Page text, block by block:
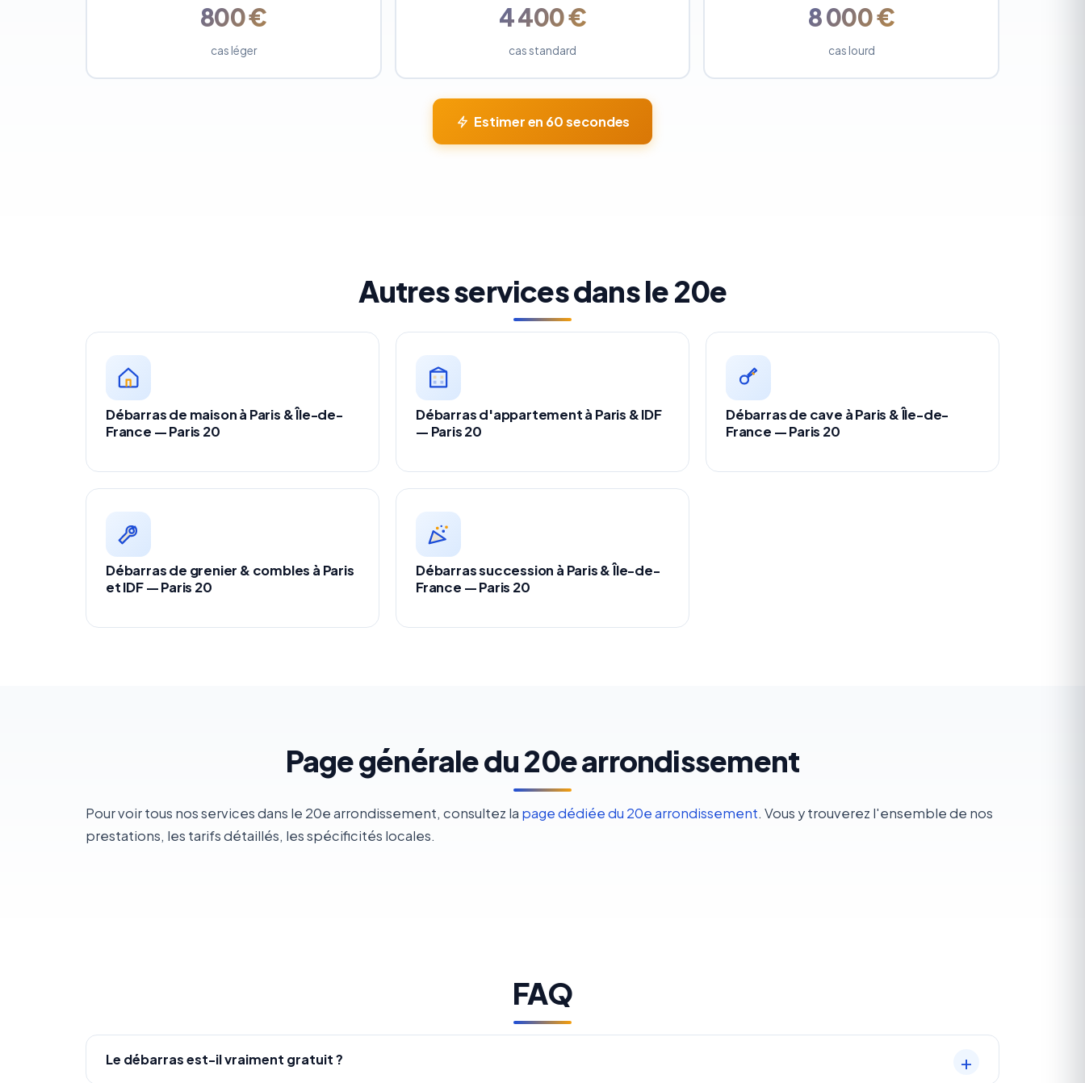
800 €
cas léger
4 400 €
cas standard
8 000 €
cas lourd
Estimer en 60 secondes
Autres services dans le 20e
Débarras de maison à Paris & Île-de-
France — Paris 20
Débarras d'appartement à Paris & IDF
— Paris 20
Débarras de cave à Paris & Île-de-
France — Paris 20
Débarras de grenier & combles à Paris
et IDF — Paris 20
Débarras succession à Paris & Île-de-
France — Paris 20
Page générale du 20e arrondissement
Pour voir tous nos services dans le 20e arrondissement, consultez la page dédiée du 20e arrondissement. Vous y trouverez l'ensemble de nos
prestations, les tarifs détaillés, les spécificités locales.
FAQ
Le débarras est-il vraiment gratuit ?